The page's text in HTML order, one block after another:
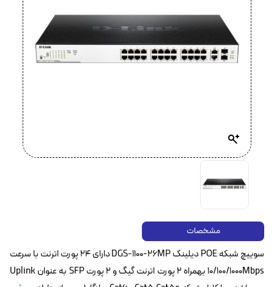
مشخصات
سوییچ شبکه POE دیلینک DGS-1100-26MP‌ دارای ۲۴ پورت اترنت با سرعت
10/100/1000Mbps بهمراه ۲ پورت اترنت گیگ و ۲ پورت SFP‌ به عنوان Uplink